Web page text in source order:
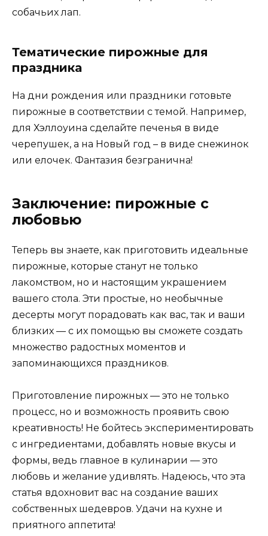
собачьих лап.
Тематические пирожные для
праздника
На дни рождения или праздники готовьте
пирожные в соответствии с темой. Например,
для Хэллоуина сделайте печенья в виде
черепушек, а на Новый год – в виде снежинок
или елочек. Фантазия безгранична!
Заключение: пирожные с
любовью
Теперь вы знаете, как приготовить идеальные
пирожные, которые станут не только
лакомством, но и настоящим украшением
вашего стола. Эти простые, но необычные
десерты могут порадовать как вас, так и ваши
близких — с их помощью вы сможете создать
множество радостных моментов и
запоминающихся праздников.
Приготовление пирожных — это не только
процесс, но и возможность проявить свою
креативность! Не бойтесь экспериментировать
с ингредиентами, добавлять новые вкусы и
формы, ведь главное в кулинарии — это
любовь и желание удивлять. Надеюсь, что эта
статья вдохновит вас на создание ваших
собственных шедевров. Удачи на кухне и
приятного аппетита!